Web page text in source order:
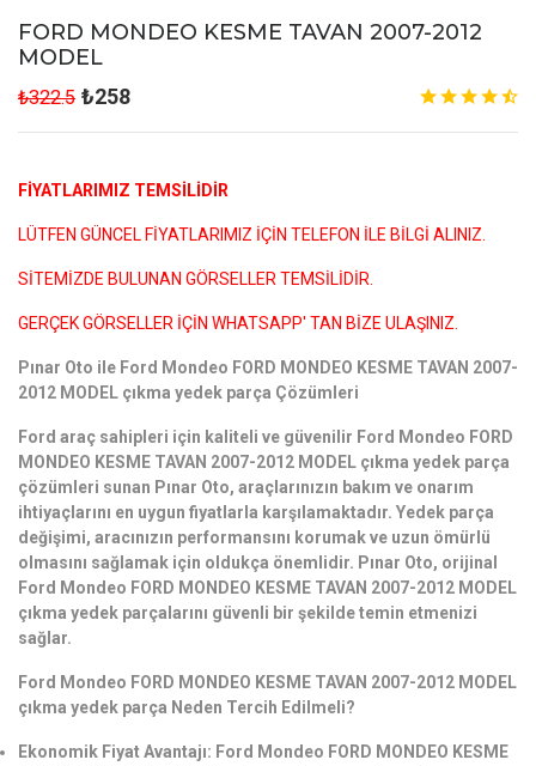
FORD MONDEO KESME TAVAN 2007-2012
MODEL
₺322.5 ₺258
FİYATLARIMIZ TEMSİLİDİR
LÜTFEN GÜNCEL FİYATLARIMIZ İÇİN TELEFON İLE BİLGİ ALINIZ.
SİTEMİZDE BULUNAN GÖRSELLER TEMSİLİDİR.
GERÇEK GÖRSELLER İÇİN WHATSAPP' TAN BİZE ULAŞINIZ.
Pınar Oto ile Ford Mondeo FORD MONDEO KESME TAVAN 2007-
2012 MODEL çıkma yedek parça Çözümleri
Ford araç sahipleri için kaliteli ve güvenilir Ford Mondeo FORD
MONDEO KESME TAVAN 2007-2012 MODEL çıkma yedek parça
çözümleri sunan Pınar Oto, araçlarınızın bakım ve onarım
ihtiyaçlarını en uygun fiyatlarla karşılamaktadır. Yedek parça
değişimi, aracınızın performansını korumak ve uzun ömürlü
olmasını sağlamak için oldukça önemlidir. Pınar Oto, orijinal
Ford Mondeo FORD MONDEO KESME TAVAN 2007-2012 MODEL
çıkma yedek parçalarını güvenli bir şekilde temin etmenizi
sağlar.
Ford Mondeo FORD MONDEO KESME TAVAN 2007-2012 MODEL
çıkma yedek parça Neden Tercih Edilmeli?
Ekonomik Fiyat Avantajı: Ford Mondeo FORD MONDEO KESME